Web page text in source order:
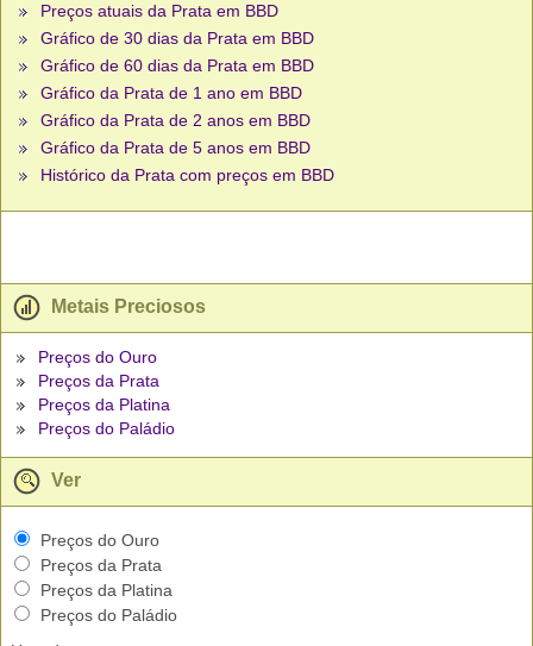
Preços atuais da Prata em BBD
Gráfico de 30 dias da Prata em BBD
Gráfico de 60 dias da Prata em BBD
Gráfico da Prata de 1 ano em BBD
Gráfico da Prata de 2 anos em BBD
Gráfico da Prata de 5 anos em BBD
Histórico da Prata com preços em BBD
Metais Preciosos
Preços do Ouro
Preços da Prata
Preços da Platina
Preços do Paládio
Ver
Preços do Ouro
Preços da Prata
Preços da Platina
Preços do Paládio